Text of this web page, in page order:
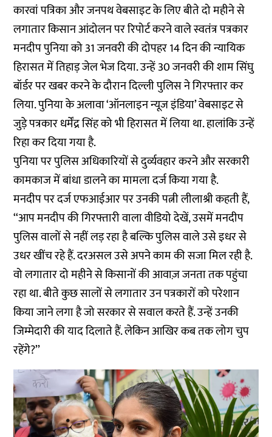
कारवां पत्रिका और जनपथ वेबसाइट के लिए बीते दो महीने से
लगातार किसान आंदोलन पर रिपोर्ट करने वाले स्वतंत्र पत्रकार
मनदीप पुनिया को 31 जनवरी की दोपहर 14 दिन की न्यायिक
हिरासत में तिहाड़ जेल भेज दिया. उन्हें 30 जनवरी की शाम सिंघु
बॉर्डर पर खबर करने के दौरान दिल्ली पुलिस ने गिरफ्तार कर
लिया. पुनिया के अलावा ‘ऑनलाइन न्यूज इंडिया’ वेबसाइट से
जुड़े पत्रकार धर्मेंद्र सिंह को भी हिरासत में लिया था. हालांकि उन्हें
रिहा कर दिया गया है.
पुनिया पर पुलिस अधिकारियों से दुर्व्यवहार करने और सरकारी
कामकाज में बांधा डालने का मामला दर्ज किया गया है.
मनदीप पर दर्ज एफआईआर पर उनकी पत्नी लीलाश्री कहती हैं,
‘‘आप मनदीप की गिरफ्तारी वाला वीडियो देखें, उसमें मनदीप
पुलिस वालों से नहीं लड़ रहा है बल्कि पुलिस वाले उसे इधर से
उधर खींच रहे हैं. दरअसल उसे अपने काम की सजा मिल रही है.
वो लगातार दो महीने से किसानों की आवाज़ जनता तक पहुंचा
रहा था. बीते कुछ सालों से लगातार उन पत्रकारों को परेशान
किया जाने लगा है जो सरकार से सवाल करते हैं. उन्हें उनकी
जिम्मेदारी की याद दिलाते हैं. लेकिन आखिर कब तक लोग चुप
रहेंगे?’’